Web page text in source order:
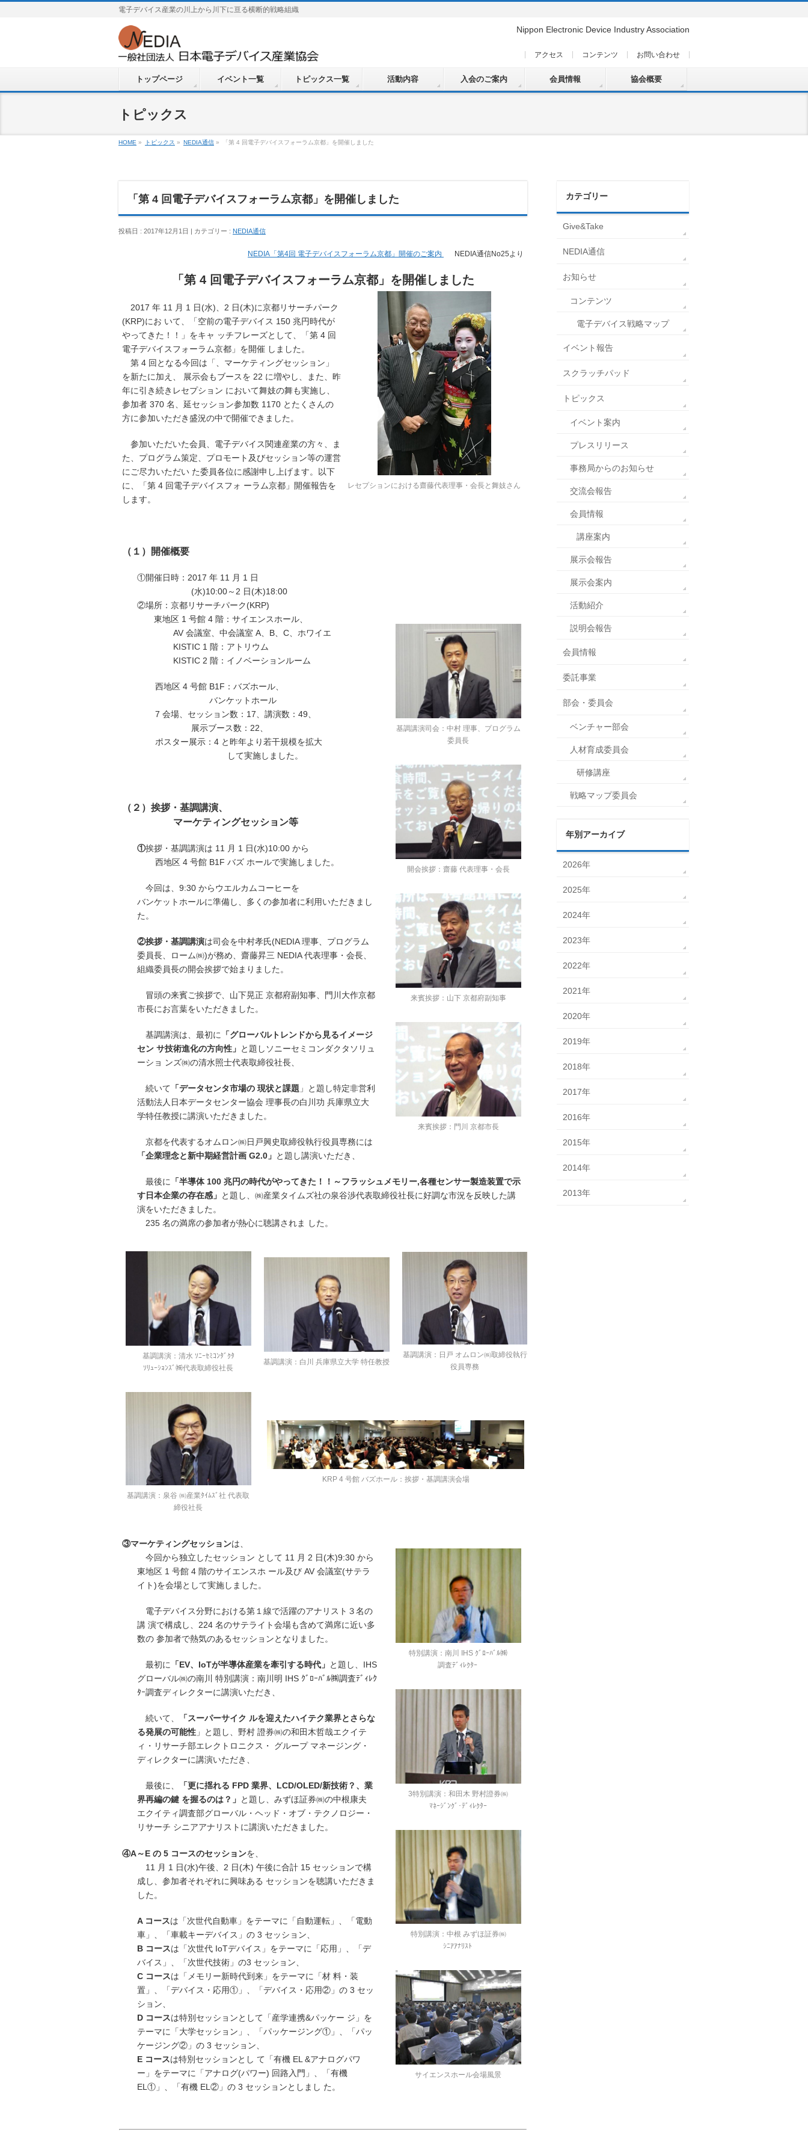
電子デバイス産業の川上から川下に亘る横断的戦略組織
Nippon Electronic Device Industry Association
アクセス コンテンツ お問い合わせ
トップページ イベント一覧 トピックス一覧 活動内容 入会のご案内 会員情報 協会概要
トピックス
HOME » トピックス » NEDIA通信 » 「第 4 回電子デバイスフォーラム京都」を開催しました
「第 4 回電子デバイスフォーラム京都」を開催しました
投稿日 : 2017年12月1日 | カテゴリー : NEDIA通信
NEDIA「第4回 電子デバイスフォーラム京都」開催のご案内 NEDIA通信No25より
「第 4 回電子デバイスフォーラム京都」を開催しました
レセプションにおける齋藤代表理事・会長と舞妓さん
2017 年 11 月 1 日(水)、2 日(木)に京都リサーチパーク
(KRP)にお いて、「空前の電子デバイス 150 兆円時代が
やってきた！！」をキャ ッチフレーズとして、「第 4 回
電子デバイスフォーラム京都」を開催 しました。
第 4 回となる今回は「、マーケティングセッション」
を新たに加え、 展示会もブースを 22 に増やし、また、昨
年に引き続きレセプション において舞妓の舞も実施し、
参加者 370 名、延セッション参加数 1170 とたくさんの
方に参加いただき盛況の中で開催できました。
参加いただいた会員、電子デバイス関連産業の方々、ま
た、プログラム策定、プロモート及びセッション等の運営
にご尽力いただい た委員各位に感謝申し上げます。以下
に、「第 4 回電子デバイスフォ ーラム京都」開催報告を
します。
（１）開催概要
①開催日時：2017 年 11 月 1 日
(水)10:00～2 日(木)18:00
②場所：京都リサーチパーク(KRP)
基調講演司会：中村 理事、プログラム
委員長
開会挨拶：齋藤 代表理事・会長
来賓挨拶：山下 京都府副知事
来賓挨拶：門川 京都市長
東地区 1 号館 4 階：サイエンスホール、
AV 会議室、中会議室 A、B、C、ホワイエ
KISTIC 1 階：アトリウム
KISTIC 2 階：イノベーションルーム
西地区 4 号館 B1F：バズホール、
バンケットホール
7 会場、セッション数：17、講演数：49、
展示ブース数：22、
ポスター展示：4 と昨年より若干規模を拡大
して実施しました。
（２）挨拶・基調講演、
マーケティングセッション等
①挨拶・基調講演は 11 月 1 日(水)10:00 から
西地区 4 号館 B1F バズ ホールで実施しました。
今回は、9:30 からウエルカムコーヒーを
バンケットホールに準備し、多くの参加者に利用いただきまし
た。
②挨拶・基調講演は司会を中村孝氏(NEDIA 理事、プログラム
委員長、ローム㈱)が務め、齋藤昇三 NEDIA 代表理事・会長、
組織委員長の開会挨拶で始まりました。
冒頭の来賓ご挨拶で、山下晃正 京都府副知事、門川大作京都
市長にお言葉をいただきました。
基調講演は、最初に
「グローバルトレンドから見るイメージ
セン サ技術進化の方向性」 と題しソニーセミコンダクタソリュ
ーショ ンズ㈱の清水照士代表取締役社長、
続いて 「データセンタ市場の 現状と課題 」と題し特定非営利
活動法人日本データセンター協会 理事長の白川功 兵庫県立大
学特任教授に講演いただきました。
京都を代表するオムロン㈱日戸興史取締役執行役員専務には
「企業理念と新中期経営計画 G2.0」 と題し講演いただき、
最後に
「半導体 100 兆円の時代がやってきた！！～フラッシュメモリー,各種センサー製造装置で示
す日本企業の存在感」 と題し、㈱産業タイムズ社の泉谷渉代表取締役社長に好調な市況を反映した講
演をいただきました。
235 名の満席の参加者が熱心に聴講されま した。
基調講演：清水 ｿﾆｰｾﾐｺﾝﾀﾞｸﾀ
ｿﾘｭｰｼｮﾝｽﾞ㈱代表取締役社長
基調講演：白川 兵庫県立大学 特任教授
基調講演：日戸 オムロン㈱取締役執行
役員専務
基調講演：泉谷 ㈱産業ﾀｲﾑｽﾞ社 代表取
締役社長
KRP 4 号館 バズホール：挨拶・基調講演会場
特別講演：南川 IHS ｸﾞﾛｰﾊﾞﾙ㈱
調査ﾃﾞｨﾚｸﾀｰ
3特別講演：和田木 野村證券㈱
ﾏﾈｰｼﾞﾝｸﾞ･ﾃﾞｨﾚｸﾀｰ
特別講演：中根 みずほ証券㈱
ｼﾆｱｱﾅﾘｽﾄ
サイエンスホール会場風景
③マーケティングセッションは、
今回から独立したセッション として 11 月 2 日(木)9:30 から
東地区 1 号館 4 階のサイエンスホ ール及び AV 会議室(サテラ
イト)を会場として実施しました。
電子デバイス分野における第１線で活躍のアナリスト３名の
講 演で構成し、224 名のサテライト会場も含めて満席に近い多
数の 参加者で熱気のあるセッションとなりました。
最初に 「EV、IoTが半導体産業を牽引する時代」 と題し、IHS
グローバル㈱の南川 特別講演：南川明 IHS ｸﾞﾛｰﾊﾞﾙ㈱調査ﾃﾞｨﾚｸ
ﾀｰ調査ディレクターに講演いただき、
続いて、
「スーパーサイク ルを迎えたハイテク業界とさらな
る発展の可能性 」と題し、野村 證券㈱の和田木哲哉エクイテ
ィ・リサーチ部エレクトロニクス・ グループ マネージング・
ディレクターに講演いただき、
最後に、
「更に揺れる FPD 業界、LCD/OLED/新技術？、業
界再編の鍵 を握るのは？」 と題し、みずほ証券㈱の中根康夫
エクイティ調査部グローバル・ヘッド・オブ・テクノロジー・
リサーチ シニアアナリストに講演いただきました。
④A～E の 5 コースのセッションを、
11 月 1 日(水)午後、2 日(木) 午後に合計 15 セッションで構
成し、参加者それぞれに興味ある セッションを聴講いただきま
した。
A コースは「次世代自動車」をテーマに「自動運転」、「電動
車」、「車載キーデバイス」の 3 セッション、
B コースは「次世代 IoTデバイス」をテーマに「応用」、「デ
バイス」、「次世代技術」の3 セッション、
C コースは「メモリー新時代到来」をテーマに「材 料・装
置」、「デバイス・応用①」、「デバイス・応用②」の 3 セッ
ション、
D コースは特別セッションとして「産学連携&パッケー ジ」を
テーマに「大学セッション」、「パッケージング①」、「パッ
ケージング②」の 3 セッション、
E コースは特別セッションとし て「有機 EL &アナログパワ
ー」をテーマに「アナログ(パワー) 回路入門」、「有機
EL①」、「有機 EL②」の 3 セッションとしまし た。
カテゴリー
Give&Take
NEDIA通信
お知らせ
コンテンツ
電子デバイス戦略マップ
イベント報告
スクラッチパッド
トピックス
イベント案内
プレスリリース
事務局からのお知らせ
交流会報告
会員情報
講座案内
展示会報告
展示会案内
活動紹介
説明会報告
会員情報
委託事業
部会・委員会
ベンチャー部会
人材育成委員会
研修講座
戦略マップ委員会
年別アーカイブ
2026年
2025年
2024年
2023年
2022年
2021年
2020年
2019年
2018年
2017年
2016年
2015年
2014年
2013年